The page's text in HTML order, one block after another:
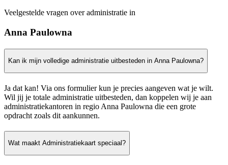
Veelgestelde vragen over administratie in
Anna Paulowna
Kan ik mijn volledige administratie uitbesteden in Anna Paulowna?
Ja dat kan! Via ons formulier kun je precies aangeven wat je wilt.
Wil jij je totale administratie uitbesteden, dan koppelen wij je aan
administratiekantoren in regio Anna Paulowna die een grote
opdracht zoals dit aankunnen.
Wat maakt Administratiekaart speciaal?